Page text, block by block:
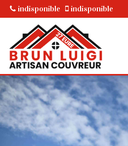
indisponible indisponible